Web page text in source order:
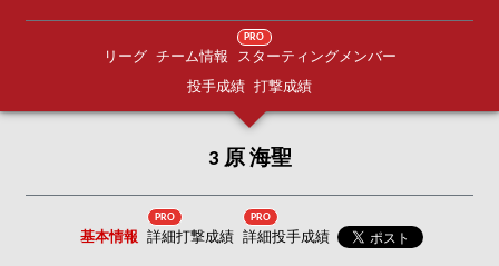
リーグ チーム情報
PRO
スターティングメンバー
投手成績 打撃成績
3 原 海聖
基本情報
PRO
詳細打撃成績
PRO
詳細投手成績